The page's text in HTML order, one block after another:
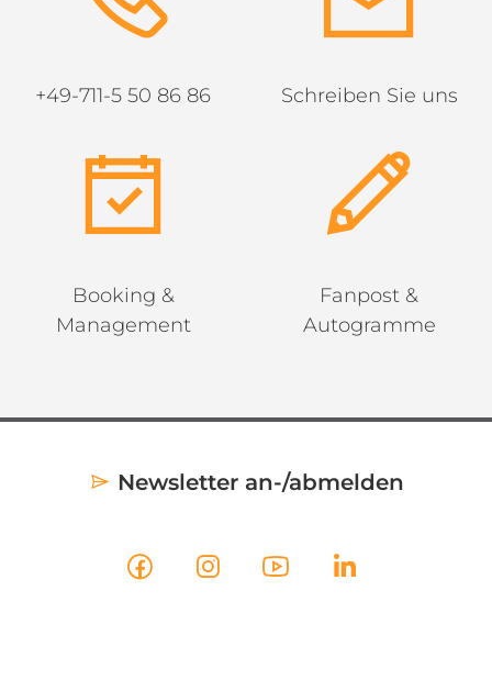
+49-711-5 50 86 86 Schreiben Sie uns
Booking &
Management
Fanpost &
Autogramme
Newsletter an-/abmelden